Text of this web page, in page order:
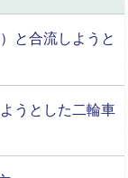
と合流しようと
うとした二輪車